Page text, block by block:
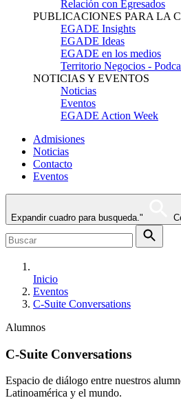
Relación con Egresados
PUBLICACIONES PARA LA
EGADE Insights
EGADE Ideas
EGADE en los medios
Territorio Negocios -
NOTICIAS Y EVENTOS
Noticias
Eventos
EGADE Action Week
Admisiones
Noticias
Contacto
Eventos
Expandir cuadro para busqueda."
Inicio
Eventos
C-Suite Conversations
Alumnos
C-Suite Conversations
Espacio de diálogo entre nuestros
Latinoamérica y el mundo.